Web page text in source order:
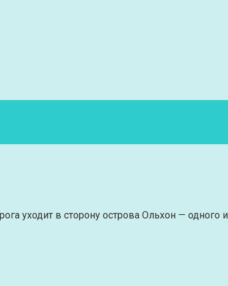
уходит в сторону острова Ольхон —